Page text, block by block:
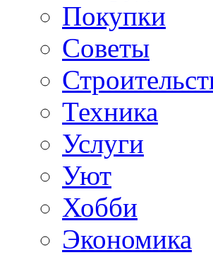
Покупки
Советы
Техника
Услуги
Уют
Хобби
Экономика